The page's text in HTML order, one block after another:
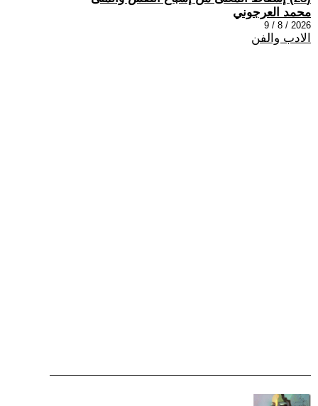
محمد العرجوني
2026 / 8 / 9
الادب والفن